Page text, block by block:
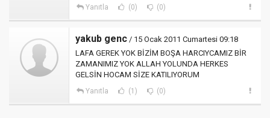
Yanıtla (0) (0)
yakub genc / 15 Ocak 2011 Cumartesi 09:18
LAFA GEREK YOK BİZİM BOŞA HARCIYCAMIZ BİR
ZAMANIMIZ YOK ALLAH YOLUNDA HERKES
GELSİN HOCAM SİZE KATILIYORUM
Yanıtla (1) (0)